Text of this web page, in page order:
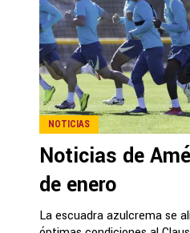
NOTICIAS
Noticias de
de enero
La escuadra azulcrema se